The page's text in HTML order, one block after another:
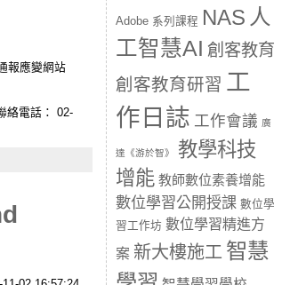
報應變網站
絡電話： 02-
Adobe 系列課程 NAS 人
工智慧AI 創客教育
創客教育研習 工
作日誌 工作會議 廣
達《游於智》
教學科技
增能 教師數位素養增能
數位學習公開授課 數位學
習工作坊 數位學習精進方
案 新大樓施工 智慧